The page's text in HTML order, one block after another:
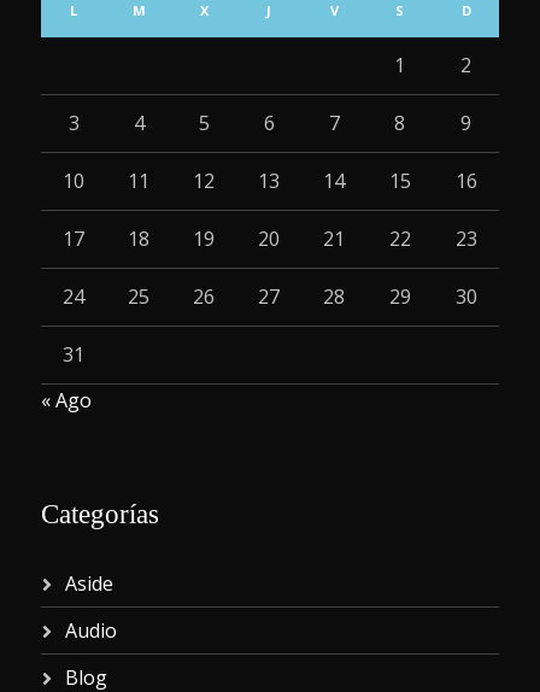
L M X J V S D
1 2
3 4 5 6 7 8 9
10 11 12 13 14 15 16
17 18 19 20 21 22 23
24 25 26 27 28 29 30
31
« Ago
Categorías
Aside
Audio
Blog